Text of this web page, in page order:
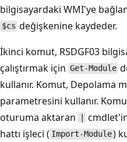
bilgisayardaki WMI'ye
$cs değişkenine kaydeder.
İkinci komut, RSDGF03
çalıştırmak için Get-Module
kullanır. Komut, Depolama
parametresini kullanır.
oturuma aktaran
hattı işleci ( Import-Module)